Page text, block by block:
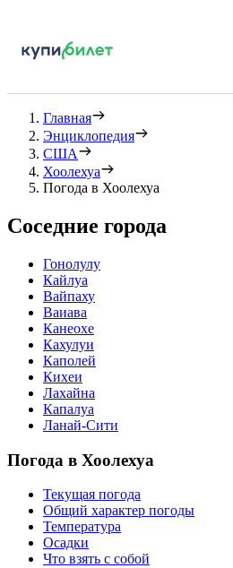
Главная
Энциклопедия
США
Хоолехуа
Погода в Хоолехуа
Соседние города
Гонолулу
Кайлуа
Вайпаху
Ваиава
Канеохе
Кахулуи
Каполей
Кихеи
Лахайна
Капалуа
Ланай-Сити
Погода в Хоолехуа
Текущая погода
Общий характер погоды
Температура
Осадки
Что взять с собой